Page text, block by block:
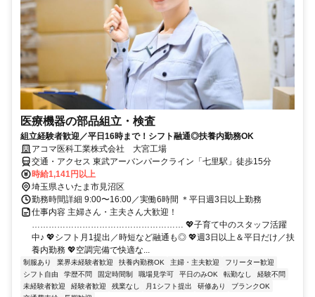
医療機器の部品組立・検査
組立経験者歓迎／平日16時まで！シフト融通◎扶養内勤務OK
アコマ医科工業株式会社 大宮工場
交通・アクセス 東武アーバンパークライン「七里駅」徒歩15分
時給1,141円以上
埼玉県さいたま市見沼区
勤務時間詳細 9:00〜16:00／実働6時間 ＊平日週3日以上勤務
仕事内容 主婦さん・主夫さん大歓迎！
……………………………………………… 💖子育て中のスタッフ活躍
中♪ 💖シフト月1提出／時短など融通も◎ 💖週3日以上＆平日だけ／扶
養内勤務 💖空調完備で快適な...
制服あり 業界未経験者歓迎 扶養内勤務OK 主婦・主夫歓迎
フリーター歓迎
シフト自由
学歴不問 固定時間制 職場見学可 平日のみOK 転勤なし
経験不問
未経験者歓迎
経験者歓迎 残業なし 月1シフト提出 研修あり
ブランクOK